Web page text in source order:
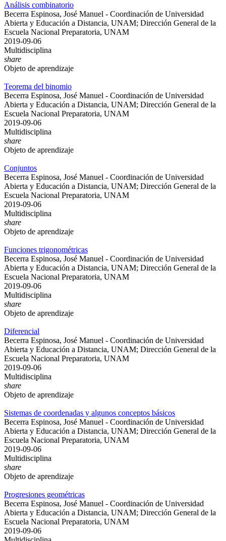
Análisis combinatorio
Becerra Espinosa, José Manuel - Coordinación de Universidad
Abierta y Educación a Distancia, UNAM; Dirección General de la
Escuela Nacional Preparatoria, UNAM
2019-09-06
Multidisciplina
share
Objeto de aprendizaje
Teorema del binomio
Becerra Espinosa, José Manuel - Coordinación de Universidad
Abierta y Educación a Distancia, UNAM; Dirección General de la
Escuela Nacional Preparatoria, UNAM
2019-09-06
Multidisciplina
share
Objeto de aprendizaje
Conjuntos
Becerra Espinosa, José Manuel - Coordinación de Universidad
Abierta y Educación a Distancia, UNAM; Dirección General de la
Escuela Nacional Preparatoria, UNAM
2019-09-06
Multidisciplina
share
Objeto de aprendizaje
Funciones trigonométricas
Becerra Espinosa, José Manuel - Coordinación de Universidad
Abierta y Educación a Distancia, UNAM; Dirección General de la
Escuela Nacional Preparatoria, UNAM
2019-09-06
Multidisciplina
share
Objeto de aprendizaje
Diferencial
Becerra Espinosa, José Manuel - Coordinación de Universidad
Abierta y Educación a Distancia, UNAM; Dirección General de la
Escuela Nacional Preparatoria, UNAM
2019-09-06
Multidisciplina
share
Objeto de aprendizaje
Sistemas de coordenadas y algunos conceptos básicos
Becerra Espinosa, José Manuel - Coordinación de Universidad
Abierta y Educación a Distancia, UNAM; Dirección General de la
Escuela Nacional Preparatoria, UNAM
2019-09-06
Multidisciplina
share
Objeto de aprendizaje
Progresiones geométricas
Becerra Espinosa, José Manuel - Coordinación de Universidad
Abierta y Educación a Distancia, UNAM; Dirección General de la
Escuela Nacional Preparatoria, UNAM
2019-09-06